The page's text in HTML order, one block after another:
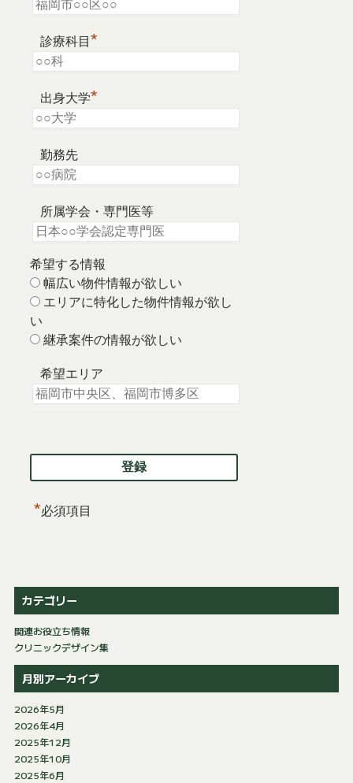
診療科目*
出身大学*
勤務先
所属学会・専門医等
希望する情報
幅広い物件情報が欲しい
エリアに特化した物件情報が欲し
い
継承案件の情報が欲しい
希望エリア
*必須項目
カテゴリー
関連お役立ち情報
クリニックデザイン集
月別アーカイブ
2026年5月
2026年4月
2025年12月
2025年10月
2025年6月